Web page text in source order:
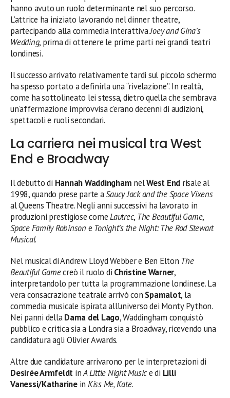
hanno avuto un ruolo determinante nel suo percorso.
L’attrice ha iniziato lavorando nel dinner theatre,
partecipando alla commedia interattivaJoey and Gina’s
Wedding, prima di ottenere le prime parti nei grandi teatri
londinesi.
Il successo arrivato relativamente tardi sul piccolo schermo
ha spesso portato a definirla una “rivelazione”. In realtà,
come ha sottolineato lei stessa, dietro quella che sembrava
un’affermazione improvvisa c’erano decenni di audizioni,
spettacoli e ruoli secondari.
La carriera nei musical tra West
End e Broadway
Il debutto di Hannah Waddingham nelWest End risale al
1998, quando prese parte aSaucy Jack and the Space Vixens
al Queens Theatre. Negli anni successivi ha lavorato in
produzioni prestigiose comeLautrec, The Beautiful Game,
Space Family Robinson e Tonight’s the Night: The Rod Stewart
Musical.
Nel musical di Andrew Lloyd Webber e Ben Elton The
Beautiful Gamecreò il ruolo di Christine Warner,
interpretandolo per tutta la programmazione londinese. La
vera consacrazione teatrale arrivò con Spamalot, la
commedia musicale ispirata all’universo dei Monty Python.
Nei panni dellaDama del Lago, Waddingham conquistò
pubblico e critica sia a Londra sia a Broadway, ricevendo una
candidatura agli Olivier Awards.
Altre due candidature arrivarono per le interpretazioni di
Desirée Armfeldt inA Little Night Musice di Lilli
Vanessi/Katharinein Kiss Me, Kate.